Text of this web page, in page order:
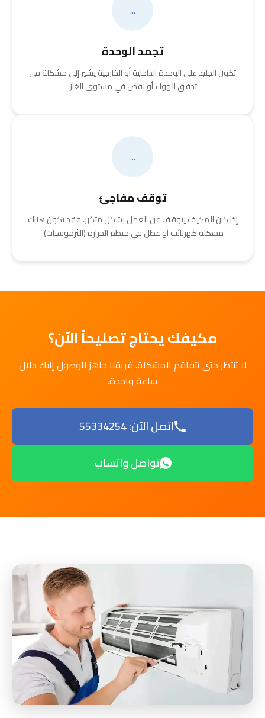
...
تجمد الوحدة
تكون الجليد على الوحدة الداخلية أو الخارجية يشير إلى مشكلة في
تدفق الهواء أو نقص في مستوى الغاز.
...
توقف مفاجئ
إذا كان المكيف يتوقف عن العمل بشكل متكرر، فقد تكون هناك
مشكلة كهربائية أو عطل في منظم الحرارة (الثرموستات).
مكيفك يحتاج تصليحاً الآن؟
لا تنتظر حتى تتفاقم المشكلة. فريقنا جاهز للوصول إليك خلال
ساعة واحدة.
اتصل الآن: 55334254
تواصل واتساب